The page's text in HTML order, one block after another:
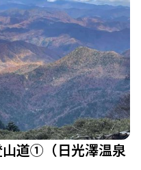
その景色に心を奪われるこ
自然が色づき、さらに美し
者たちは、金精山の厳しさ
色に、心から癒されると
連れの方にもおすすめで
、特に晴れた日には、日光
す。温泉ヶ岳の山頂は静か
ができるため、開放感を求
ルメも豊富で、特に「とん
ら焼きのまんじゅう屋笛
山道①（日光澤温泉